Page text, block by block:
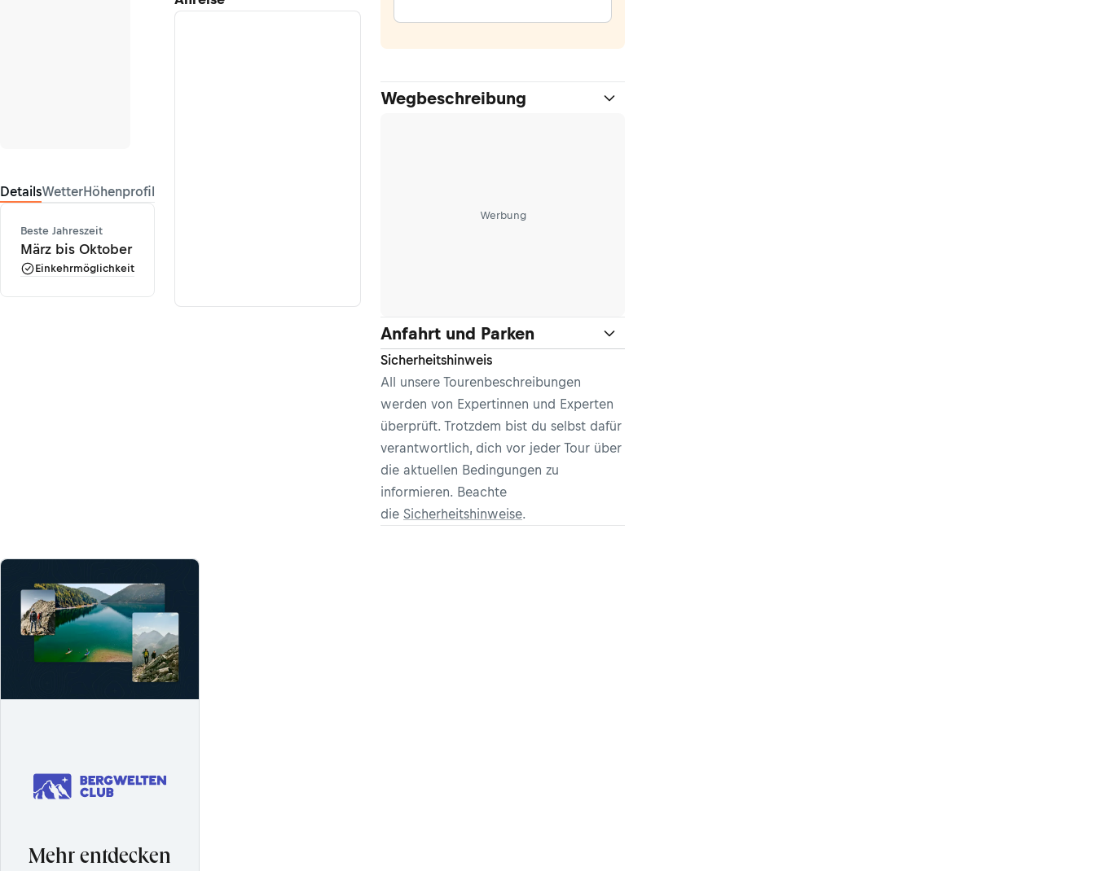
DetailsWetterHöhenprofil
Beste Jahreszeit
März bis Oktober
Einkehrmöglichkeit
Wegbeschreibung
Werbung
Anfahrt und Parken
Sicherheitshinweis
All unsere Tourenbeschreibungen
werden von Expertinnen und Experten
überprüft. Trotzdem bist du selbst dafür
verantwortlich, dich vor jeder Tour über
die aktuellen Bedingungen zu
informieren. Beachte
die Sicherheitshinweise.
Mehr entdecken